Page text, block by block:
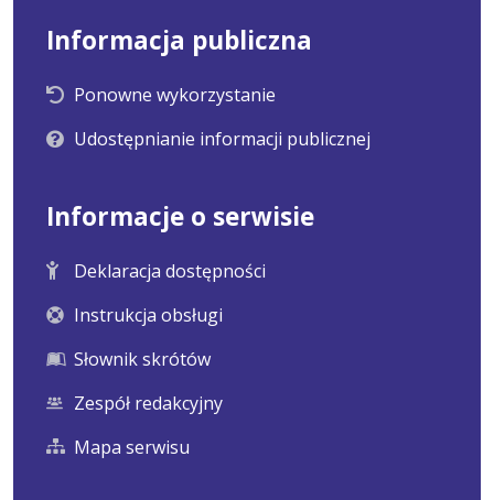
Informacja publiczna
Ponowne wykorzystanie
Udostępnianie informacji publicznej
Informacje o serwisie
Deklaracja dostępności
Instrukcja obsługi
Słownik skrótów
Zespół redakcyjny
Mapa serwisu